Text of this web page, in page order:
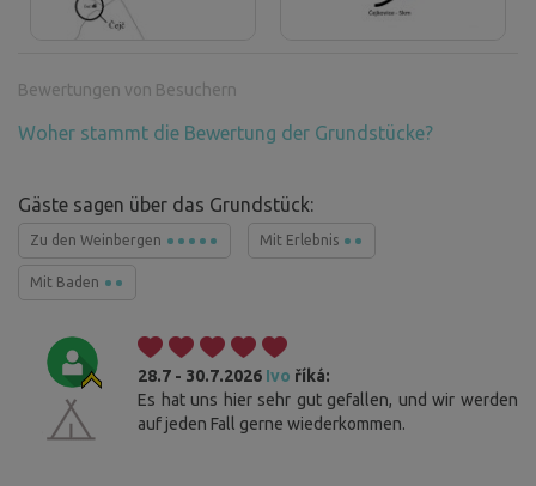
Bewertungen von Besuchern
Woher stammt die Bewertung der Grundstücke?
Gäste sagen über das Grundstück:
Zu den Weinbergen Mit Erlebnis
Mit Baden
28.7 - 30.7.2026 Ivo říká:
Es hat uns hier sehr gut gefallen, und wir werden
auf jeden Fall gerne wiederkommen.